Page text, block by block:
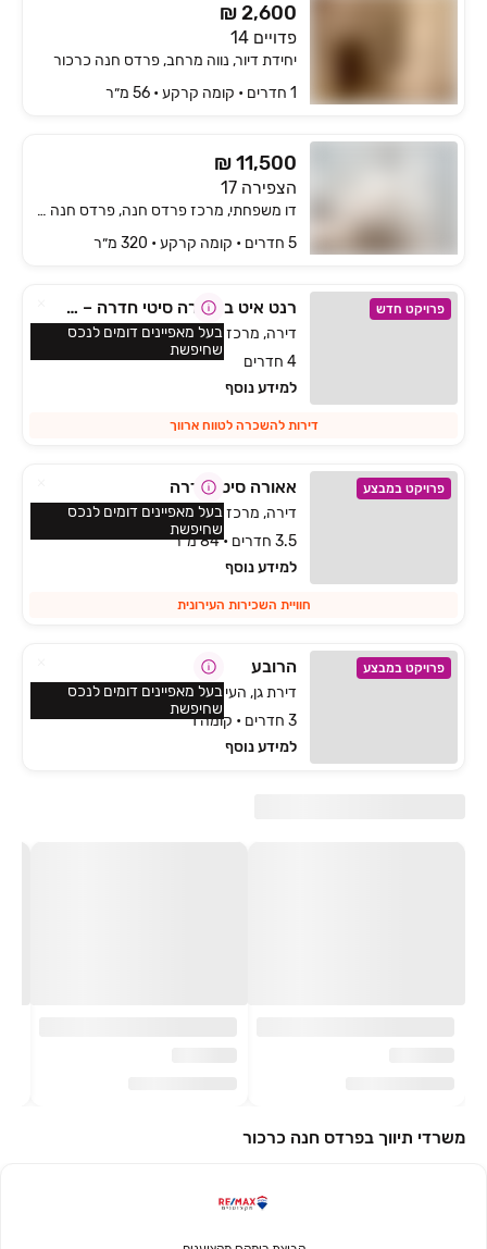
₪ 2,600
פדויים 14
יחידת דיור, נווה מרחב, פרדס חנה כרכור
1 חדרים • קומה ‎קרקע‏ • 56 מ״ר
₪ 11,500
הצפירה 17
דו משפחתי, מרכז פרדס חנה, פרדס חנה כרכור
5 חדרים • קומה ‎קרקע‏ • 320 מ״ר
פרויקט חדש רנט איט באאורה סיטי חדרה – דירות חדשות להשכרה לטווח ארוך
דירה, מרכז העיר, חדרה
4 חדרים
למידע נוסף
דירות להשכרה לטווח ארווך
בעל מאפיינים דומים לנכס
שחיפשת
פרויקט במבצע אאורה סיטי חדרה
דירה, מרכז העיר, חדרה
3.5 חדרים • 84 מ״ר
למידע נוסף
חוויית השכירות העירונית
בעל מאפיינים דומים לנכס
שחיפשת
פרויקט במבצע הרובע
דירת גן, העיר התחתית, ואדי סאליב, חיפה
3 חדרים • קומה 1
למידע נוסף
בעל מאפיינים דומים לנכס
שחיפשת
משרדי תיווך בפרדס חנה כרכור